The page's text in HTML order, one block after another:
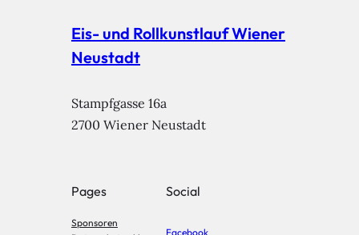
Eis- und Rollkunstlauf Wiener
Neustadt
Stampfgasse 16a
2700 Wiener Neustadt
Pages
Sponsoren
Social
Facebook